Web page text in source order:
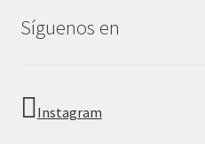
Síguenos en
Instagram